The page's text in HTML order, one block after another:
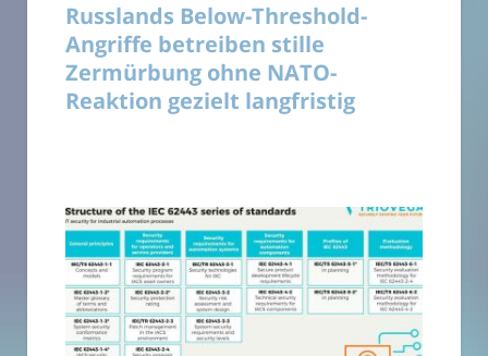
Russlands Below-Threshold-
Angriffe betreiben stille
Zermürbung ohne NATO-
Reaktion gezielt langfristig